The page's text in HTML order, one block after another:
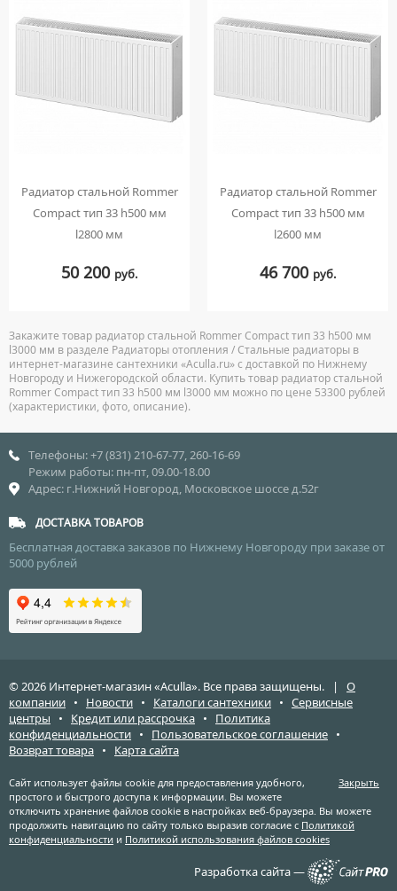
Радиатор стальной Rommer
Compact тип 33 h500 мм
l2800 мм
50 200 руб.
Радиатор стальной Rommer
Compact тип 33 h500 мм
l2600 мм
46 700 руб.
Закажите товар радиатор стальной Rommer Compact тип 33 h500 мм
l3000 мм в разделе Радиаторы отопления / Стальные радиаторы в
интернет-магазине сантехники «Aculla.ru» с доставкой по Нижнему
Новгороду и Нижегородской области. Купить товар радиатор стальной
Rommer Compact тип 33 h500 мм l3000 мм можно по цене 53300 рублей
(характеристики, фото, описание).
Телефоны: +7 (831) 210-67-77, 260-16-69
Режим работы: пн-пт, 09.00-18.00
Адрес: г.Нижний Новгород, Московское шоссе д.52г
ДОСТАВКА ТОВАРОВ
Бесплатная доставка заказов по Нижнему Новгороду при заказе от
5000 рублей
© 2026 Интернет-магазин «Aculla». Все права защищены. | О
компании • Новости • Каталоги сантехники • Сервисные
центры • Кредит или рассрочка • Политика
конфиденциальности • Пользовательское соглашение •
Возврат товара • Карта сайта
Закрыть
Сайт использует файлы cookie для предоставления удобного,
простого и быстрого доступа к информации. Вы можете
отключить хранение файлов cookie в настройках веб-браузера. Вы можете
продолжить навигацию по сайту только выразив согласие с Политикой
конфиденциальности и Политикой использования файлов cookies
Разработка сайта —